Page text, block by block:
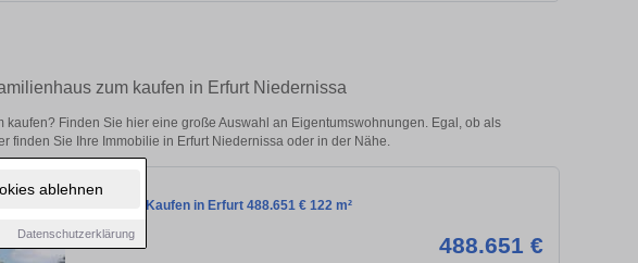
ablehnen
Datenschutzerklärung
zum kaufen in Erfurt Niedernissa
Finden Sie hier eine große Auswahl an Eigentumswohnungen. Egal, ob als
finden Sie Ihre Immobilie in Erfurt Niedernissa oder in der Nähe.
Haus zum Kaufen in Erfurt 488.651 € 122 m²
488.651 €